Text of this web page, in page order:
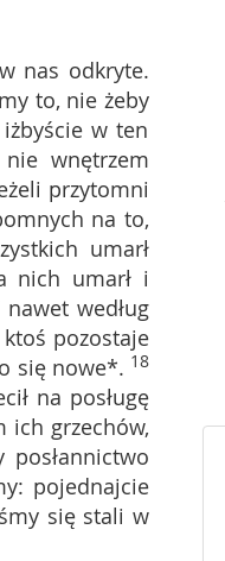
nas odkryte.
to, nie żeby
w ten
wnętrzem
przytomni
na to,
umarł
nich umarł i
według
ktoś pozostaje
się nowe*. 18
na posługę
ich grzechów,
posłannictwo
pojednajcie
się stali w